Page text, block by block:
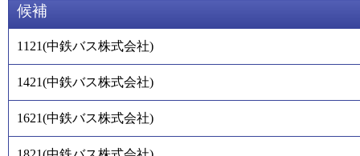
候補
1121(中鉄バス株式会社)
1421(中鉄バス株式会社)
1621(中鉄バス株式会社)